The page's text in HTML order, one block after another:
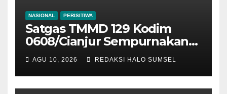
NASIONAL PERISITIWA
Satgas TMMD 129 Kodim
0608/Cianjur Sempurnakan
Tembok, Pengecatan Dan
Pagar Rumah Bapak Angga
Menuju Hunian Sempurna
AGU 10, 2026 REDAKSI HALO SUMSEL